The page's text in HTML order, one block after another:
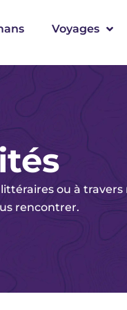
Voyages
ou à travers
rencontrer.